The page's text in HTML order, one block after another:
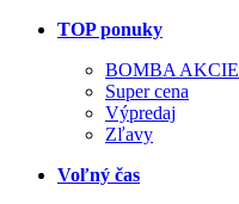
TOP ponuky
BOMBA AKCIE
Super cena
Výpredaj
Zľavy
Voľný čas